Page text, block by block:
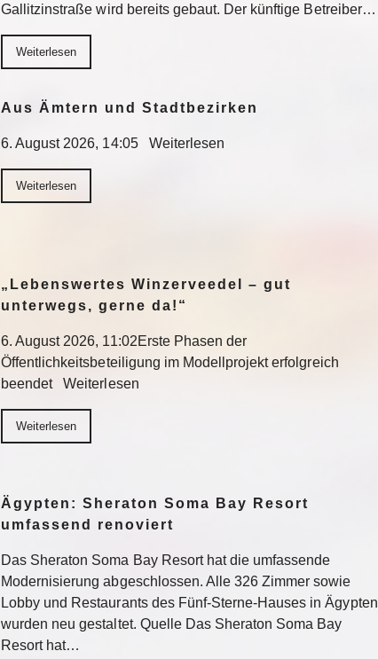
Gallitzinstraße wird bereits gebaut. Der künftige Betreiber…
Weiterlesen
Aus Ämtern und Stadtbezirken
6. August 2026, 14:05 Weiterlesen
Weiterlesen
„Lebenswertes Winzerveedel – gut
unterwegs, gerne da!“
6. August 2026, 11:02Erste Phasen der
Öffentlichkeitsbeteiligung im Modellprojekt erfolgreich
beendet Weiterlesen
Weiterlesen
Ägypten: Sheraton Soma Bay Resort
umfassend renoviert
Das Sheraton Soma Bay Resort hat die umfassende
Modernisierung abgeschlossen. Alle 326 Zimmer sowie
Lobby und Restaurants des Fünf-Sterne-Hauses in Ägypten
wurden neu gestaltet. Quelle Das Sheraton Soma Bay
Resort hat…